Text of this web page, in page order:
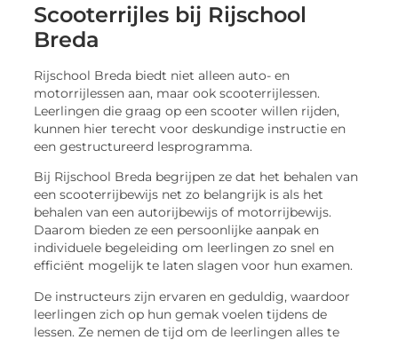
Scooterrijles bij Rijschool
Breda
Rijschool Breda biedt niet alleen auto- en
motorrijlessen aan, maar ook scooterrijlessen.
Leerlingen die graag op een scooter willen rijden,
kunnen hier terecht voor deskundige instructie en
een gestructureerd lesprogramma.
Bij Rijschool Breda begrijpen ze dat het behalen van
een scooterrijbewijs net zo belangrijk is als het
behalen van een autorijbewijs of motorrijbewijs.
Daarom bieden ze een persoonlijke aanpak en
individuele begeleiding om leerlingen zo snel en
efficiënt mogelijk te laten slagen voor hun examen.
De instructeurs zijn ervaren en geduldig, waardoor
leerlingen zich op hun gemak voelen tijdens de
lessen. Ze nemen de tijd om de leerlingen alles te